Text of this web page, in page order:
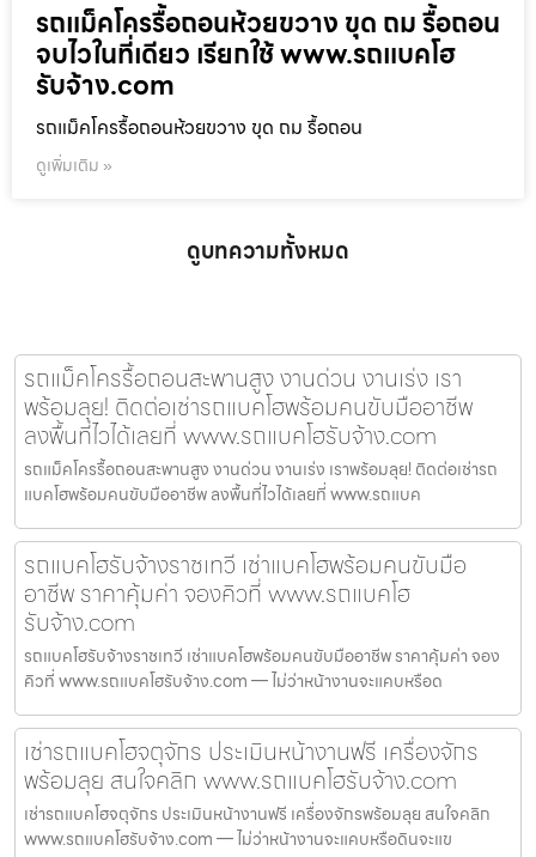
รถแม็คโครรื้อถอนห้วยขวาง ขุด ถม รื้อถอน
จบไวในที่เดียว เรียกใช้ www.รถแบคโฮ
รับจ้าง.com
รถแม็คโครรื้อถอนห้วยขวาง ขุด ถม รื้อถอน
ดูเพิ่มเติม »
ดูบทความทั้งหมด
รถแม็คโครรื้อถอนสะพานสูง งานด่วน งานเร่ง เรา
พร้อมลุย! ติดต่อเช่ารถแบคโฮพร้อมคนขับมืออาชีพ
ลงพื้นที่ไวได้เลยที่ www.รถแบคโฮรับจ้าง.com
รถแม็คโครรื้อถอนสะพานสูง งานด่วน งานเร่ง เราพร้อมลุย! ติดต่อเช่ารถ
แบคโฮพร้อมคนขับมืออาชีพ ลงพื้นที่ไวได้เลยที่ www.รถแบค
รถแบคโฮรับจ้างราชเทวี เช่าแบคโฮพร้อมคนขับมือ
อาชีพ ราคาคุ้มค่า จองคิวที่ www.รถแบคโฮ
รับจ้าง.com
รถแบคโฮรับจ้างราชเทวี เช่าแบคโฮพร้อมคนขับมืออาชีพ ราคาคุ้มค่า จอง
คิวที่ www.รถแบคโฮรับจ้าง.com — ไม่ว่าหน้างานจะแคบหรือด
เช่ารถแบคโฮจตุจักร ประเมินหน้างานฟรี เครื่องจักร
พร้อมลุย สนใจคลิก www.รถแบคโฮรับจ้าง.com
เช่ารถแบคโฮจตุจักร ประเมินหน้างานฟรี เครื่องจักรพร้อมลุย สนใจคลิก
www.รถแบคโฮรับจ้าง.com — ไม่ว่าหน้างานจะแคบหรือดินจะแข